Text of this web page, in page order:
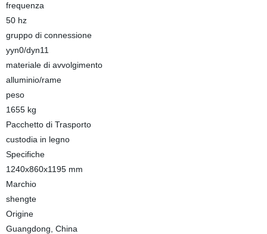
frequenza
50 hz
gruppo di connessione
yyn0/dyn11
materiale di avvolgimento
alluminio/rame
peso
1655 kg
Pacchetto di Trasporto
custodia in legno
Specifiche
1240x860x1195 mm
Marchio
shengte
Origine
Guangdong, China